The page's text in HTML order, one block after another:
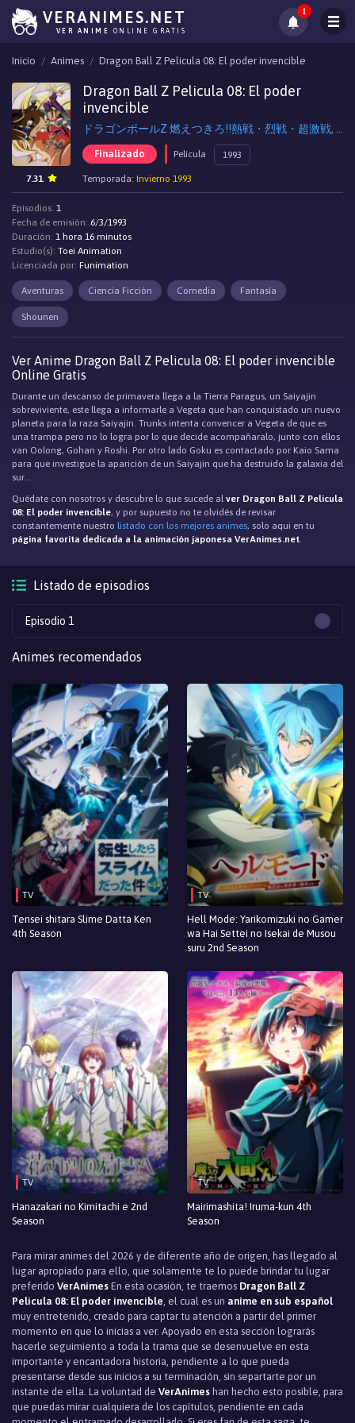
VERANIMES.NET
VER ANIME ONLINE GRATIS
1
Inicio Animes Dragon Ball Z Pelicula 08: El poder invencible
Dragon Ball Z Pelicula 08: El poder
invencible
Finalizado Película 1993
Temporada: Invierno 1993
7.31
Episodios: 1
Fecha de emisión: 6/3/1993
Duración: 1 hora 16 minutos
Estudio(s): Toei Animation
Licenciada por: Funimation
Aventuras Ciencia Ficción Comedia Fantasía
Shounen
Ver Anime Dragon Ball Z Pelicula 08: El poder invencible
Online Gratis
Durante un descanso de primavera llega a la Tierra Paragus, un Saiyajin
sobreviviente, este llega a informarle a Vegeta que han conquistado un nuevo
planeta para la raza Saiyajin. Trunks intenta convencer a Vegeta de que es
una trampa pero no lo logra por lo que decide acompañaralo, junto con ellos
van Oolong, Gohan y Roshi. Por otro lado Goku es contactado por Kaio Sama
para que investigue la aparición de un Saiyajin que ha destruido la galaxia del
sur…
Quédate con nosotros y descubre lo que sucede alver Dragon Ball Z Pelicula
08: El poder invencible, y por supuesto no te olvidés de revisar
constantemente nuestro listado con los mejores animes, solo aqui en tu
página favorita dedicada a la animación japonesa VerAnimes.net.
Listado de episodios
Episodio 1
Animes recomendados
TV
Tensei shitara Slime Datta Ken
4th Season
TV
Hell Mode: Yarikomizuki no Gamer
wa Hai Settei no Isekai de Musou
suru 2nd Season
TV
Hanazakari no Kimitachi e 2nd
Season
TV
Mairimashita! Iruma-kun 4th
Season
Para mirar animes del 2026 y de diferente año de origen, has llegado al
lugar apropiado para ello, que solamente te lo puede brindar tu lugar
preferido VerAnimes En esta ocasión, te traemos Dragon Ball Z
Pelicula 08: El poder invencible, el cual es un anime en sub español
muy entretenido, creado para captar tu atención a partir del primer
momento en que lo inicias a ver. Apoyado en esta sección lograrás
hacerle seguimiento a toda la trama que se desenvuelve en esta
importante y encantadora historia, pendiente a lo que pueda
presentarse desde sus inicios a su terminación, sin separtarte por un
instante de ella. La voluntad de VerAnimes han hecho esto posible, para
que puedas mirar cualquiera de los capítulos, pendiente en cada